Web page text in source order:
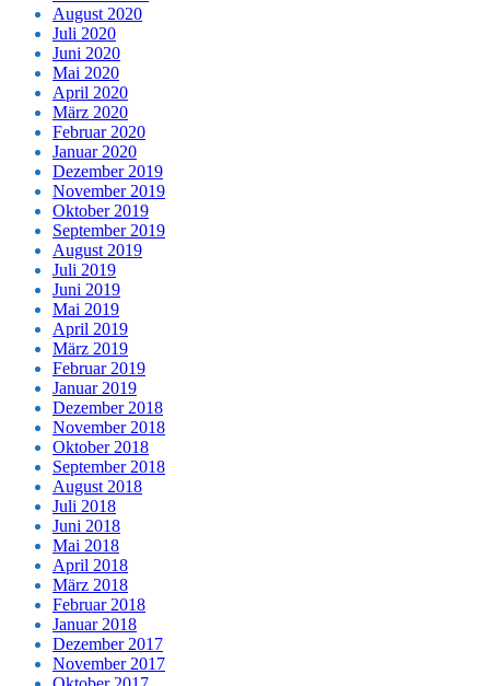
August 2020
Juli 2020
Juni 2020
Mai 2020
April 2020
März 2020
Februar 2020
Januar 2020
Dezember 2019
November 2019
Oktober 2019
September 2019
August 2019
Juli 2019
Juni 2019
Mai 2019
April 2019
März 2019
Februar 2019
Januar 2019
Dezember 2018
November 2018
Oktober 2018
September 2018
August 2018
Juli 2018
Juni 2018
Mai 2018
April 2018
März 2018
Februar 2018
Januar 2018
Dezember 2017
November 2017